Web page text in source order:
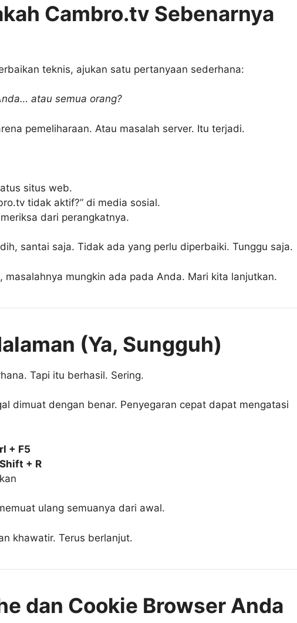
Cambro.tv Sebenarnya
teknis, ajukan satu pertanyaan sederhana:
atau semua orang?
pemeliharaan. Atau masalah server. Itu terjadi.
situs web.
tidak aktif?” di media sosial.
dari perangkatnya.
santai saja. Tidak ada yang perlu diperbaiki. Tunggu saja.
masalahnya mungkin ada pada Anda. Mari kita lanjutkan.
(Ya, Sungguh)
Tapi itu berhasil. Sering.
dimuat dengan benar. Penyegaran cepat dapat mengatasi
+ F5
+ R
ulang semuanya dari awal.
khawatir. Terus berlanjut.
dan Cookie Browser Anda